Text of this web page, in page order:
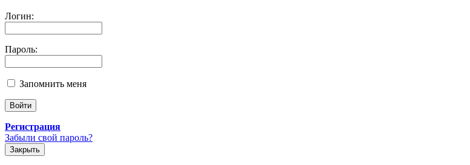
Логин:
Пароль:
Запомнить меня
Регистрация
Забыли свой пароль?
Закрыть